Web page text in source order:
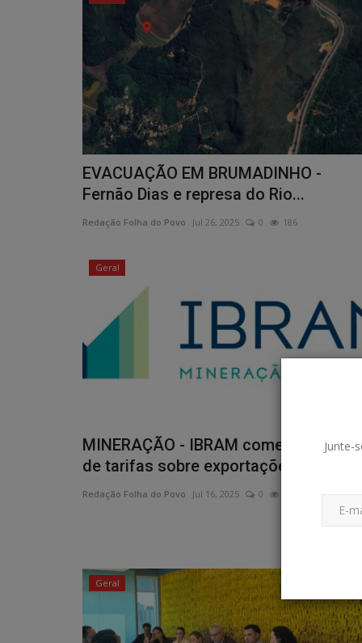
Junte-
EVACUAÇÃO EM BRUMADINHO -
Fernão Dias e represa do Rio...
Redação Folha do Povo Jul 26, 2025 0 186
Geral
MINERAÇÃO - IBRAM comenta
de tarifas sobre exportações...
Redação Folha do Povo Jul 16, 2025 0
Geral
Holofote